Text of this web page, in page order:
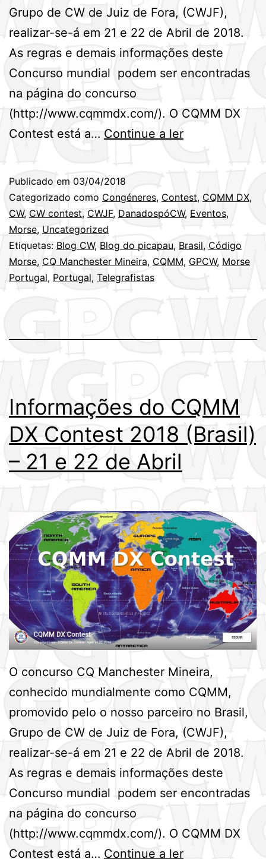
Grupo de CW de Juiz de Fora, (CWJF),
realizar-se-á em 21 e 22 de Abril de 2018.
As regras e demais informações deste
Concurso mundial podem ser encontradas
na página do concurso
(http://www.cqmmdx.com/). O CQMM DX
Contest está a… Continue a lerInformações
DX
Contest
(Brasil)
Publicado em 03/04/2018
Categorizado como Congéneres, Contest, CQMM DX,
CW, CW contest, CWJF, DanadospóCW, Eventos,
Morse, Uncategorized
Etiquetas: Blog CW, Blog do picapau, Brasil, Código
Morse, CQ Manchester Mineira, CQMM, GPCW, Morse
Portugal, Portugal, Telegrafistas
Informações do CQMM
DX Contest 2018 (Brasil)
– 21 e 22 de Abril
O concurso CQ Manchester Mineira,
conhecido mundialmente como CQMM,
promovido pelo o nosso parceiro no Brasil,
Grupo de CW de Juiz de Fora, (CWJF),
realizar-se-á em 21 e 22 de Abril de 2018.
As regras e demais informações deste
Concurso mundial podem ser encontradas
na página do concurso
(http://www.cqmmdx.com/). O CQMM DX
Contest está a… Continue a lerInformações